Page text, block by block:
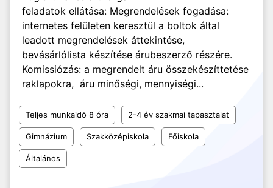
feladatok ellátása: Megrendelések fogadása:
internetes felületen keresztül a boltok által
leadott megrendelések áttekintése,
bevásárlólista készítése árubeszerző részére.
Komissiózás: a megrendelt áru összekészíttetése
raklapokra, áru minőségi, mennyiségi...
Teljes munkaidő 8 óra 2-4 év szakmai tapasztalat
Gimnázium Szakközépiskola Főiskola
Általános